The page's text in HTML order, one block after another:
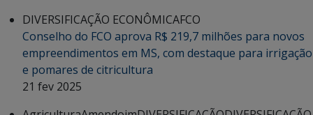
DIVERSIFICAÇÃO ECONÔMICAFCO
Conselho do FCO aprova R$ 219,7 milhões para novos
empreendimentos em MS, com destaque para irrigação
e pomares de citricultura
21 fev 2025